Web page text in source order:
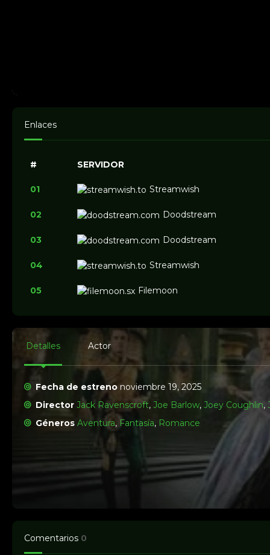
Enlaces
# SERVIDOR
01 Streamwish
02 Doodstream
03 Doodstream
04 Streamwish
05 Filemoon
Detalles Actor
Fecha de estreno noviembre 19, 2025
Director Jack Ravenscroft,Joe Barlow,Joey Coughlin,
Géneros Aventura, Fantasía, Romance
Comentarios 0